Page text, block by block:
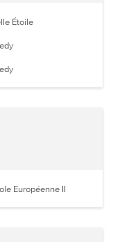
Étoile
Européenne II